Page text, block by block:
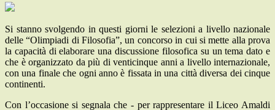
Si stanno svolgendo in questi giorni le selezioni a livello nazionale
delle “Olimpiadi di Filosofia”, un concorso in cui si mette alla prova
la capacità di elaborare una discussione filosofica su un tema dato e
che è organizzato da più di venticinque anni a livello internazionale,
con una finale che ogni anno è fissata in una città diversa dei cinque
continenti.
Con l’occasione si segnala che - per rappresentare il Liceo Amaldi